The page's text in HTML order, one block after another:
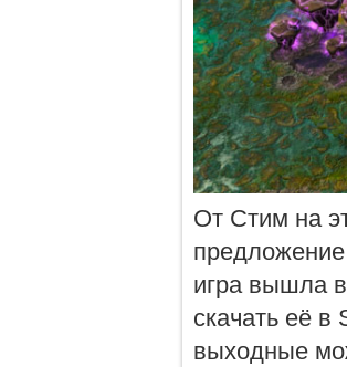
От Стим на
игра вышла
скачать её в
выходные